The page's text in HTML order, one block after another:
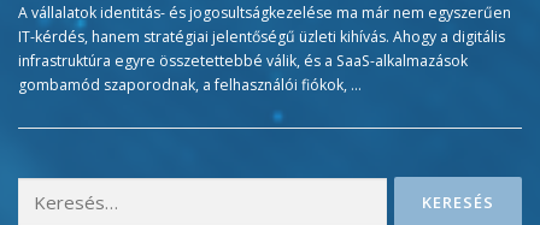
A vállalatok identitás- és jogosultságkezelése ma már nem egyszerűen
IT-kérdés, hanem stratégiai jelentőségű üzleti kihívás. Ahogy a digitális
infrastruktúra egyre összetettebbé válik, és a SaaS-alkalmazások
gombamód szaporodnak, a felhasználói fiókok, …